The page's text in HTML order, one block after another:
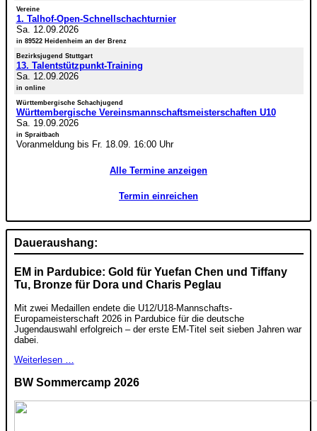
Vereine
1. Talhof-Open-Schnellschachturnier
Sa. 12.09.2026
in 89522 Heidenheim an der Brenz
Bezirksjugend Stuttgart
13. Talentstützpunkt-Training
Sa. 12.09.2026
in online
Württembergische Schachjugend
Württembergische Vereinsmannschaftsmeisterschaften U10
Sa. 19.09.2026
in Spraitbach
Voranmeldung bis Fr. 18.09. 16:00 Uhr
Alle Termine anzeigen
Termin einreichen
Daueraushang:
EM in Pardubice: Gold für Yuefan Chen und Tiffany
Tu, Bronze für Dora und Charis Peglau
Mit zwei Medaillen endete die U12/U18-Mannschafts-
Europameisterschaft 2026 in Pardubice für die deutsche
Jugendauswahl erfolgreich – der erste EM-Titel seit sieben Jahren war
dabei.
Weiterlesen …
BW Sommercamp 2026